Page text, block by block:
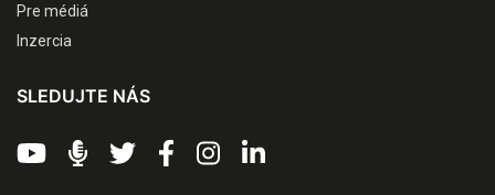
Pre médiá
Inzercia
SLEDUJTE NÁS